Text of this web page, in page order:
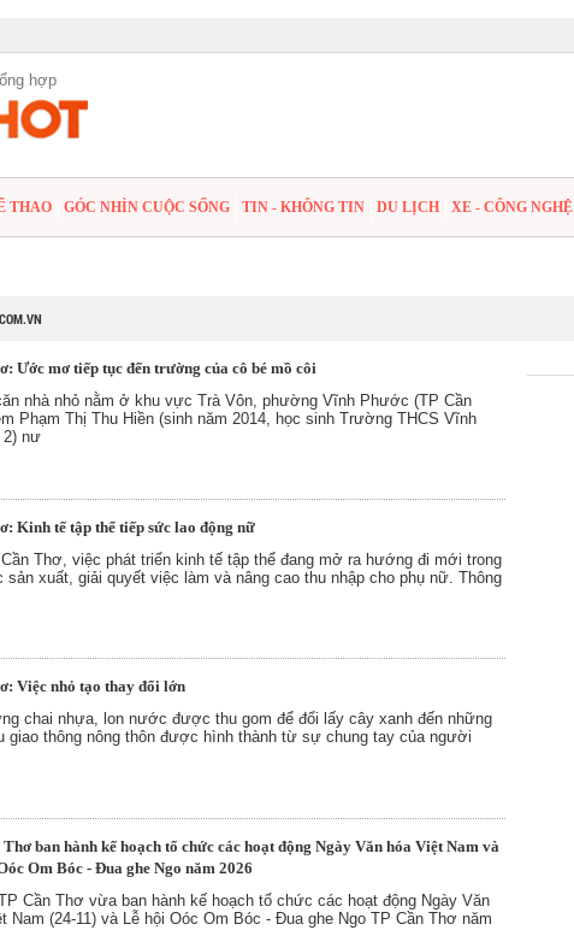
hợp
THAO GÓC NHÌN CUỘC SỐNG TIN - KHÔNG TIN DU LỊCH XE - CÔNG NGHỆ
Ước mơ tiếp tục đến trường của cô bé mồ côi
nhà nhỏ nằm ở khu vực Trà Vôn, phường Vĩnh Phước (TP Cần
Phạm Thị Thu Hiền (sinh năm 2014, học sinh Trường THCS Vĩnh
nư
Kinh tế tập thể tiếp sức lao động nữ
Thơ, việc phát triển kinh tế tập thể đang mở ra hướng đi mới trong
sản xuất, giải quyết việc làm và nâng cao thu nhập cho phụ nữ. Thông
Việc nhỏ tạo thay đổi lớn
chai nhựa, lon nước được thu gom để đổi lấy cây xanh đến những
giao thông nông thôn được hình thành từ sự chung tay của người
Thơ ban hành kế hoạch tổ chức các hoạt động Ngày Văn hóa Việt Nam và
Om Bóc - Đua ghe Ngo năm 2026
Cần Thơ vừa ban hành kế hoạch tổ chức các hoạt động Ngày Văn
Nam (24-11) và Lễ hội Oóc Om Bóc - Đua ghe Ngo TP Cần Thơ năm